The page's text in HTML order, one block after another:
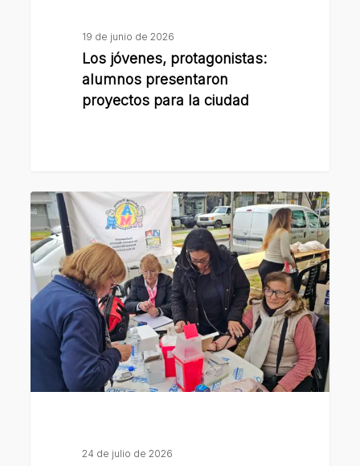
19 de junio de 2026
Los jóvenes, protagonistas:
alumnos presentaron
proyectos para la ciudad
Con
una
jornada
de
prevención,
concientizaron
sobre
impacto
24 de julio de 2026